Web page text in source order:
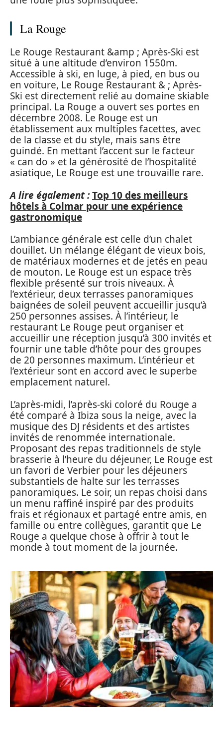
La Rouge
Le Rouge Restaurant &amp ; Après-Ski est
situé à une altitude d’environ 1550m.
Accessible à ski, en luge, à pied, en bus ou
en voiture, Le Rouge Restaurant & ; Après-
Ski est directement relié au domaine skiable
principal. La Rouge a ouvert ses portes en
décembre 2008. Le Rouge est un
établissement aux multiples facettes, avec
de la classe et du style, mais sans être
guindé. En mettant l’accent sur le facteur
« can do » et la générosité de l’hospitalité
asiatique, Le Rouge est une trouvaille rare.
A lire également :Top 10 des meilleurs
hôtels à Colmar pour une expérience
gastronomique
L’ambiance générale est celle d’un chalet
douillet. Un mélange élégant de vieux bois,
de matériaux modernes et de jetés en peau
de mouton. Le Rouge est un espace très
flexible présenté sur trois niveaux. À
l’extérieur, deux terrasses panoramiques
baignées de soleil peuvent accueillir jusqu’à
250 personnes assises. À l’intérieur, le
restaurant Le Rouge peut organiser et
accueillir une réception jusqu’à 300 invités et
fournir une table d’hôte pour des groupes
de 20 personnes maximum. L’intérieur et
l’extérieur sont en accord avec le superbe
emplacement naturel.
L’après-midi, l’après-ski coloré du Rouge a
été comparé à Ibiza sous la neige, avec la
musique des DJ résidents et des artistes
invités de renommée internationale.
Proposant des repas traditionnels de style
brasserie à l’heure du déjeuner, Le Rouge est
un favori de Verbier pour les déjeuners
substantiels de halte sur les terrasses
panoramiques. Le soir, un repas choisi dans
un menu raffiné inspiré par des produits
frais et régionaux et partagé entre amis, en
famille ou entre collègues, garantit que Le
Rouge a quelque chose à offrir à tout le
monde à tout moment de la journée.